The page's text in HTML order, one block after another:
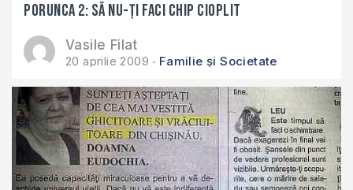
Porunca 2: Să nu-ţi faci chip cioplit
Vasile Filat
20 aprilie 2009 Familie și Societate